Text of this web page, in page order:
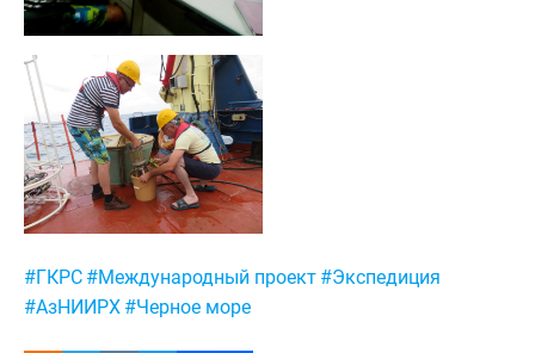
Метки:
#ГКРС #Международный проект #Экспедиция
#АзНИИРХ #Черное море